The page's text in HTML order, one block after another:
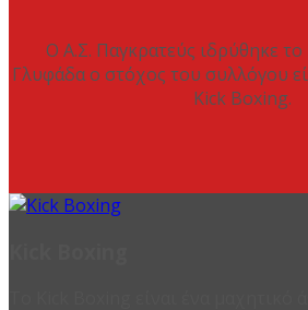
Ο Α.Σ. Παγκρατεύς ιδρύθηκε το
Γλυφάδα ο στόχος του συλλόγου
Kick Boxing.